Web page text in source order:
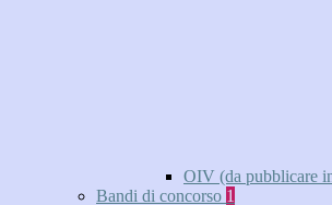
OIV (da pubblicare
Bandi di concorso 1